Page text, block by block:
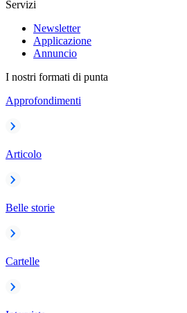
Servizi
Newsletter
Applicazione
Annuncio
I nostri formati di punta
Approfondimenti
Articolo
Belle storie
Cartelle